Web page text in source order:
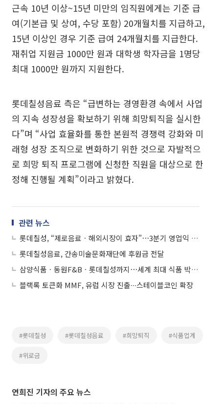
근속 10년 이상~15년 미만의 임직원에게는 기준 급
여(기본급 및 상여, 수당 포함) 20개월치를 지급하고,
15년 이상인 경우 기준 급여 24개월치를 지급한다.
재취업 지원금 1000만 원과 대학생 학자금을 1명당
최대 1000만 원까지 지원한다.
롯데칠성음료 측은 “급변하는 경영환경 속에서 사업
의 지속 성장성을 확보하기 위해 희망퇴직을 실시한
다”며 “사업 효율화를 통한 본원적 경쟁력 강화와 미
래형 성장 조직으로 변화하기 위한 것으로 자발적으
로 희망 퇴직 프로그램에 신청한 직원을 대상으로 한
정해 진행될 계획”이라고 밝혔다.
관련 뉴스
롯데칠성, “제로음료ㆍ해외시장이 효자”⋯3분기 영업익 16.6% 증가
롯데칠성음료, 간송미술문화재단에 후원금 전달
삼양식품ㆍ동원F&Bㆍ롯데칠성까지⋯세계 최대 식품 박람회 ‘아누가’ 참가
블랙록 토큰화 MMF, 유럽 시장 진출∙∙∙스테이블코인 확장
#롯데칠성 #롯데칠성음료 #희망퇴직 #식품업계
#위로금
연희진 기자의 주요 뉴스